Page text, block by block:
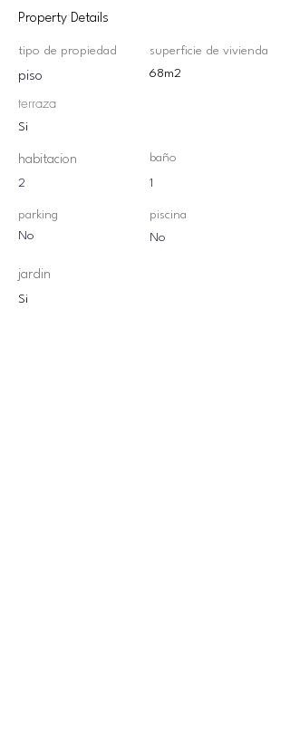
Property Details
tipo de propiedad
piso
superficie de vivienda
68m2
terraza
Si
habitacion
2
parking
No
baño
1
piscina
No
jardin
Si